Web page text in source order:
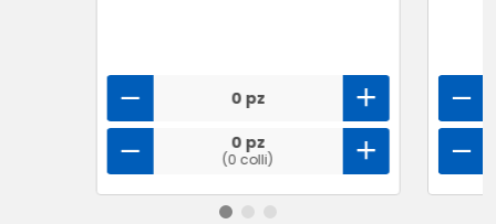
0 pz
0 pz
(0 colli)